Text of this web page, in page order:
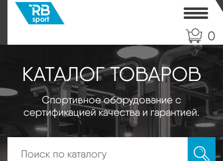
0
КАТАЛОГ ТОВАРОВ
Спортивное оборудование с
сертификацией качества и гарантией.